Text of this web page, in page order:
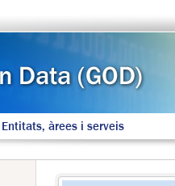
Entitats, àrees i serveis